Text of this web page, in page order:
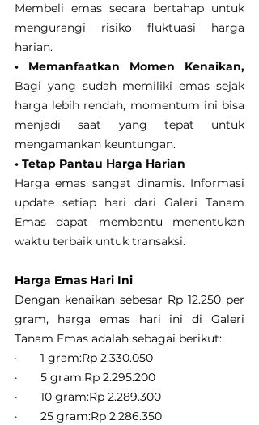
Membeli emas secara bertahap untuk
mengurangi risiko fluktuasi harga
harian.
Bagi yang sudah memiliki emas sejak
harga lebih rendah, momentum ini bisa
menjadi saat yang tepat untuk
mengamankan keuntungan.
• Tetap Pantau Harga Harian
Harga emas sangat dinamis. Informasi
update setiap hari dari Galeri Tanam
Emas dapat membantu menentukan
waktu terbaik untuk transaksi.
Harga Emas Hari Ini
Dengan kenaikan sebesar Rp 12.250 per
gram, harga emas hari ini di Galeri
Tanam Emas adalah sebagai berikut:
·       1 gram:Rp 2.330.050
·       5 gram:Rp 2.295.200
·       10 gram:Rp 2.289.300
·       25 gram:Rp 2.286.350